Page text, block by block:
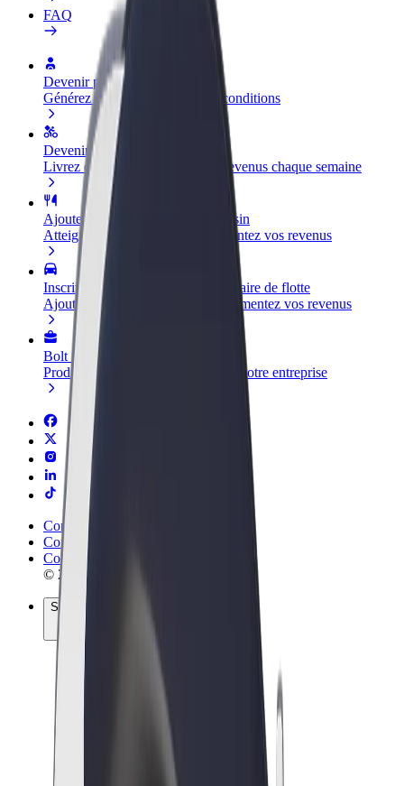
FAQ
Devenir partenaire chauffeur
Générez des revenus selon vos conditions
Devenir livreur
Livrez des repas et générez des revenus chaque semaine
Ajouter un restaurant ou un magasin
Atteignez plus de clients et augmentez vos revenus
Inscrivez-vous en tant que propriétaire de flotte
Ajoutez votre flotte sur Bolt et augmentez vos revenus
Bolt for Business
Produits et services Bolt adaptés à votre entreprise
Conditions générales
Confidentialité
Cookies
© 2026 Bolt Technology OÜ
Services
Trottinettes électriques